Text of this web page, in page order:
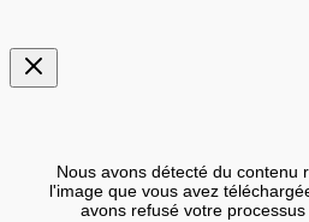
Nous avons détecté du contenu
l'image que vous avez
avons refusé votre